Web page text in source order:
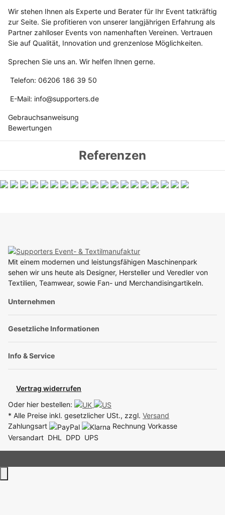
Wir stehen Ihnen als Experte und Berater für Ihr Event tatkräftig
zur Seite. Sie profitieren von unserer langjährigen Erfahrung als
Partner zahlloser Events von namenhaften Vereinen. Vertrauen
Sie auf Qualität, Innovation und grenzenlose Möglichkeiten.
Sprechen Sie uns an. Wir helfen Ihnen gerne.
Telefon: 06206 186 39 50
E-Mail: info@supporters.de
Gebrauchsanweisung
Bewertungen
Referenzen
Mit einem modernen und leistungsfähigen Maschinenpark
sehen wir uns heute als Designer, Hersteller und Veredler von
Textilien, Teamwear, sowie Fan- und Merchandisingartikeln.
Unternehmen
Gesetzliche Informationen
Info & Service
Vertrag widerrufen
Oder hier bestellen:
* Alle Preise inkl. gesetzlicher USt., zzgl. Versand
Zahlungsart
Rechnung Vorkasse
Versandart DHL DPD UPS